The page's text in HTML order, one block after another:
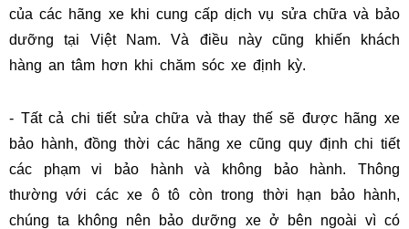
của các hãng xe khi cung cấp dịch vụ sửa chữa và bảo
dưỡng tại Việt Nam. Và điều này cũng khiến khách
hàng an tâm hơn khi chăm sóc xe định kỳ.
- Tất cả chi tiết sửa chữa và thay thế sẽ được hãng xe
bảo hành, đồng thời các hãng xe cũng quy định chi tiết
các phạm vi bảo hành và không bảo hành. Thông
thường với các xe ô tô còn trong thời hạn bảo hành,
chúng ta không nên bảo dưỡng xe ở bên ngoài vì có